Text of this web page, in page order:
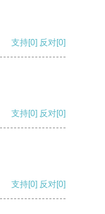
支持[0] 反对[0]
支持[0] 反对[0]
支持[0] 反对[0]